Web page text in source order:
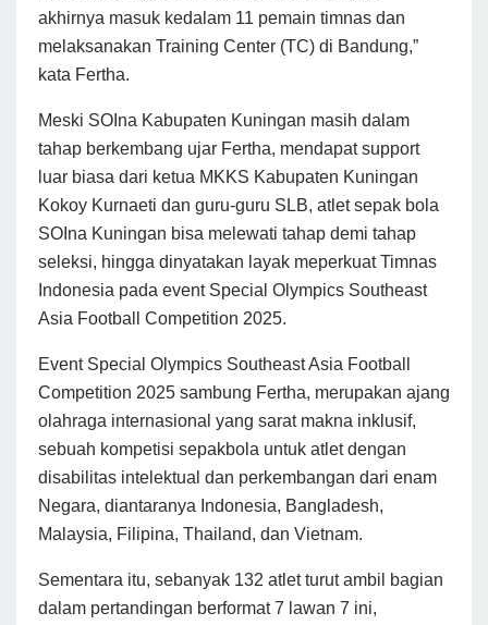
akhirnya masuk kedalam 11 pemain timnas dan
melaksanakan Training Center (TC) di Bandung,”
kata Fertha.
Meski SOIna Kabupaten Kuningan masih dalam
tahap berkembang ujar Fertha, mendapat support
luar biasa dari ketua MKKS Kabupaten Kuningan
Kokoy Kurnaeti dan guru-guru SLB, atlet sepak bola
SOIna Kuningan bisa melewati tahap demi tahap
seleksi, hingga dinyatakan layak meperkuat Timnas
Indonesia pada event Special Olympics Southeast
Asia Football Competition 2025.
Event Special Olympics Southeast Asia Football
Competition 2025 sambung Fertha, merupakan ajang
olahraga internasional yang sarat makna inklusif,
sebuah kompetisi sepakbola untuk atlet dengan
disabilitas intelektual dan perkembangan dari enam
Negara, diantaranya Indonesia, Bangladesh,
Malaysia, Filipina, Thailand, dan Vietnam.
Sementara itu, sebanyak 132 atlet turut ambil bagian
dalam pertandingan berformat 7 lawan 7 ini,